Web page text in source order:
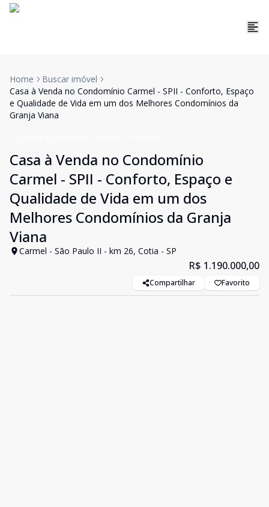
Home
Buscar imóvel
Casa à Venda no Condomínio Carmel - SPII - Conforto, Espaço
e Qualidade de Vida em um dos Melhores Condomínios da
Granja Viana
Casa à Venda no Condomínio
Carmel - SPII - Conforto, Espaço e
Qualidade de Vida em um dos
Melhores Condomínios da Granja
Viana
Carmel - São Paulo II - km 26, Cotia - SP
R$ 1.190.000,00
Compartilhar Favorito